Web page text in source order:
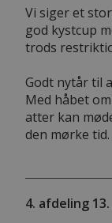
Vi siger et
god kystcup
trods
Godt nytår til
Med håbet
atter kan
den mørke tid.
4. afdeling